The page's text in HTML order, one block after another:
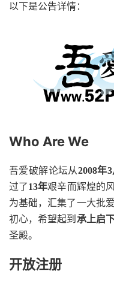
以下是公告详情：
Who Are We
吾爱破解论坛从2008年3
过了13年艰辛而辉煌的
为基础，汇集了一大批
初心，希望起到 承上启
圣殿。
开放注册